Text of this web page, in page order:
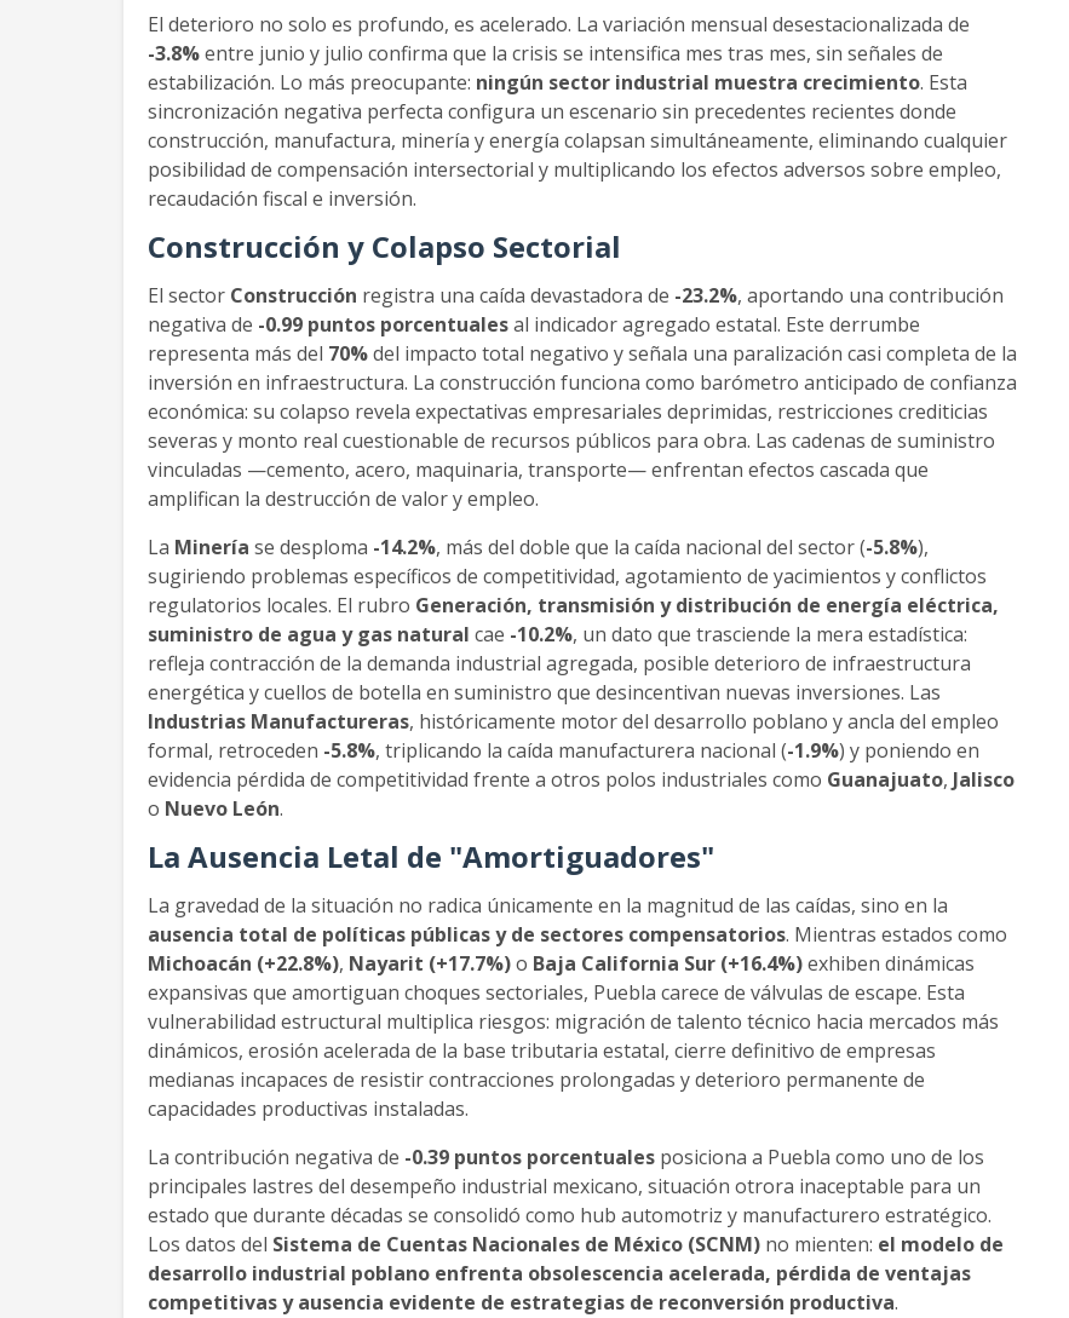
El deterioro no solo es profundo, es acelerado. La variación mensual desestacionalizada de
-3.8%entre junio y julio confirma que la crisis se intensifica mes tras mes, sin señales de
estabilización. Lo más preocupante: ningún sector industrial muestra crecimiento. Esta
sincronización negativa perfecta configura un escenario sin precedentes recientes donde
construcción, manufactura, minería y energía colapsan simultáneamente, eliminando cualquier
posibilidad de compensación intersectorial y multiplicando los efectos adversos sobre empleo,
recaudación fiscal e inversión.
Construcción y Colapso Sectorial
El sector Construcción registra una caída devastadora de -23.2%, aportando una contribución
negativa de -0.99 puntos porcentualesal indicador agregado estatal. Este derrumbe
representa más del 70%del impacto total negativo y señala una paralización casi completa de la
inversión en infraestructura. La construcción funciona como barómetro anticipado de confianza
económica: su colapso revela expectativas empresariales deprimidas, restricciones crediticias
severas y monto real cuestionable de recursos públicos para obra. Las cadenas de suministro
vinculadas —cemento, acero, maquinaria, transporte— enfrentan efectos cascada que
amplifican la destrucción de valor y empleo.
La Minería se desploma -14.2%, más del doble que la caída nacional del sector (-5.8%),
sugiriendo problemas específicos de competitividad, agotamiento de yacimientos y conflictos
regulatorios locales. El rubro Generación, transmisión y distribución de energía eléctrica,
suministro de agua y gas natural cae -10.2%, un dato que trasciende la mera estadística:
refleja contracción de la demanda industrial agregada, posible deterioro de infraestructura
energética y cuellos de botella en suministro que desincentivan nuevas inversiones. Las
Industrias Manufactureras, históricamente motor del desarrollo poblano y ancla del empleo
formal, retroceden -5.8%, triplicando la caída manufacturera nacional (-1.9%) y poniendo en
evidencia pérdida de competitividad frente a otros polos industriales como Guanajuato, Jalisco
o Nuevo León.
La Ausencia Letal de "Amortiguadores"
La gravedad de la situación no radica únicamente en la magnitud de las caídas, sino en la
ausencia total de políticas públicas y de sectores compensatorios. Mientras estados como
Michoacán (+22.8%), Nayarit (+17.7%)o Baja California Sur (+16.4%)exhiben dinámicas
expansivas que amortiguan choques sectoriales, Puebla carece de válvulas de escape. Esta
vulnerabilidad estructural multiplica riesgos: migración de talento técnico hacia mercados más
dinámicos, erosión acelerada de la base tributaria estatal, cierre definitivo de empresas
medianas incapaces de resistir contracciones prolongadas y deterioro permanente de
capacidades productivas instaladas.
La contribución negativa de -0.39 puntos porcentuales posiciona a Puebla como uno de los
principales lastres del desempeño industrial mexicano, situación otrora inaceptable para un
estado que durante décadas se consolidó como hub automotriz y manufacturero estratégico.
Los datos del Sistema de Cuentas Nacionales de México (SCNM) no mienten: el modelo de
desarrollo industrial poblano enfrenta obsolescencia acelerada, pérdida de ventajas
competitivas y ausencia evidente de estrategias de reconversión productiva.